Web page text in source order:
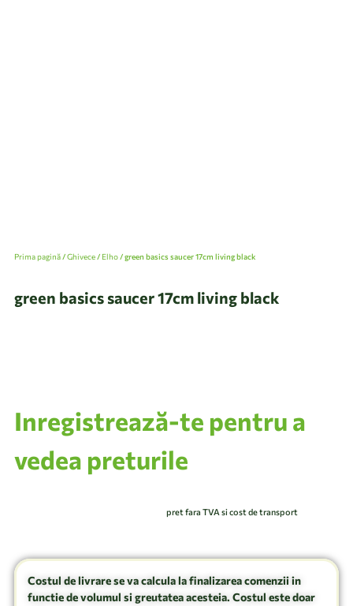
Prima pagină/Ghivece/ Elho/ green basics saucer 17cm living black
green basics saucer 17cm living black
Inregistrează-te pentru a
vedea preturile
pret fara TVA si cost de transport
Costul de livrare se va calcula la finalizarea comenzii in
functie de volumul si greutatea acesteia. Costul este doar